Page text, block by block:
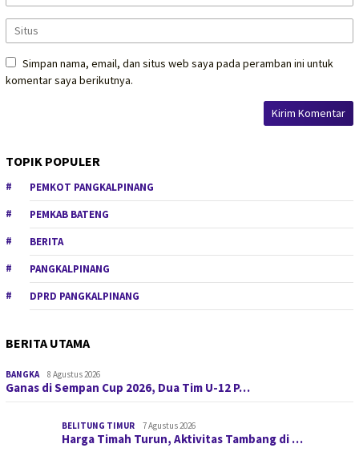
Simpan nama, email, dan situs web saya pada peramban ini untuk
komentar saya berikutnya.
TOPIK POPULER
PEMKOT PANGKALPINANG
PEMKAB BATENG
BERITA
PANGKALPINANG
DPRD PANGKALPINANG
BERITA UTAMA
BANGKA 8 Agustus 2026
Ganas di Sempan Cup 2026, Dua Tim U-12 P…
BELITUNG TIMUR 7 Agustus 2026
Harga Timah Turun, Aktivitas Tambang di …